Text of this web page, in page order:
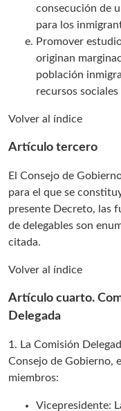
consecución de
para los
Promover
originan
población
recursos
Volver al índice
Artículo tercero
El Consejo de
para el que se
presente Decreto, las
de delegables son
citada.
Volver al índice
Artículo cuarto.
Delegada
1. La Comisión
Consejo de Gobierno,
miembros:
Vicepresidente: